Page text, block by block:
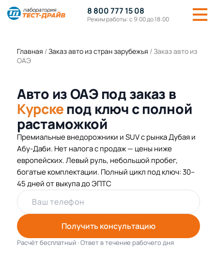
8 800 777 15 08
Режим работы: с 9:00 до 18:00
Главная /Заказ авто из стран зарубежья /Заказ авто из
ОАЭ
Авто из ОАЭ под заказ в
Курске под ключ с полной
растаможкой
Премиальные внедорожники и SUV с рынка Дубая и
Абу-Даби. Нет налога с продаж — цены ниже
европейских. Левый руль, небольшой пробег,
богатые комплектации. Полный цикл под ключ: 30–
45 дней от выкупа до ЭПТС
Ваш телефон
Получить консультацию
Расчёт бесплатный · Ответ в течение рабочего дня